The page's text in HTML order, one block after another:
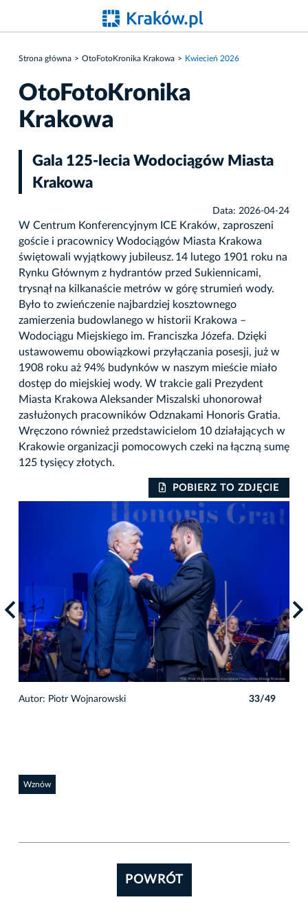
Strona główna OtoFotoKronika Krakowa Kwiecień 2026
OtoFotoKronika
Krakowa
Gala 125-lecia Wodociągów Miasta
Krakowa
Data: 2026-04-24
W Centrum Konferencyjnym ICE Kraków, zaproszeni
goście i pracownicy Wodociągów Miasta Krakowa
świętowali wyjątkowy jubileusz. 14 lutego 1901 roku na
Rynku Głównym z hydrantów przed Sukiennicami,
trysnął na kilkanaście metrów w górę strumień wody.
Było to zwieńczenie najbardziej kosztownego
zamierzenia budowlanego w historii Krakowa –
Wodociągu Miejskiego im. Franciszka Józefa. Dzięki
ustawowemu obowiązkowi przyłączania posesji, już w
1908 roku aż 94% budynków w naszym mieście miało
dostęp do miejskiej wody. W trakcie gali Prezydent
Miasta Krakowa Aleksander Miszalski uhonorował
zasłużonych pracowników Odznakami Honoris Gratia.
Wręczono również przedstawicielom 10 działających w
Krakowie organizacji pomocowych czeki na łączną sumę
125 tysięcy złotych.
POBIERZ TO ZDJĘCIE
Autor: Piotr Wojnarowski 33/49
Wznów
POWRÓT